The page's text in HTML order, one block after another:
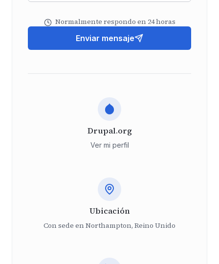
Normalmente respondo en 24 horas
Enviar mensaje
Drupal.org
Ver mi perfil
Ubicación
Con sede en Northampton, Reino Unido